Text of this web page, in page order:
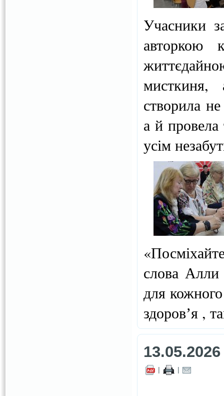
Учасники
авторкою
створила
а й
усім
слова Алли
для
здоровʼя ,
13.05.2026
| |